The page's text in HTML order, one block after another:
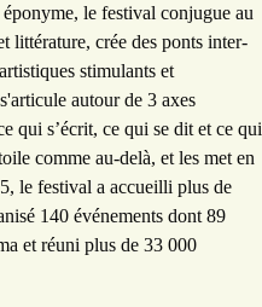
le festival conjugue au
littérature, crée des ponts inter-
stimulants et
autour de 3 axes
qui s’écrit, ce qui se dit et ce qui
comme au-delà, et les met en
le festival a accueilli plus de
140 événements dont 89
et réuni plus de 33 000